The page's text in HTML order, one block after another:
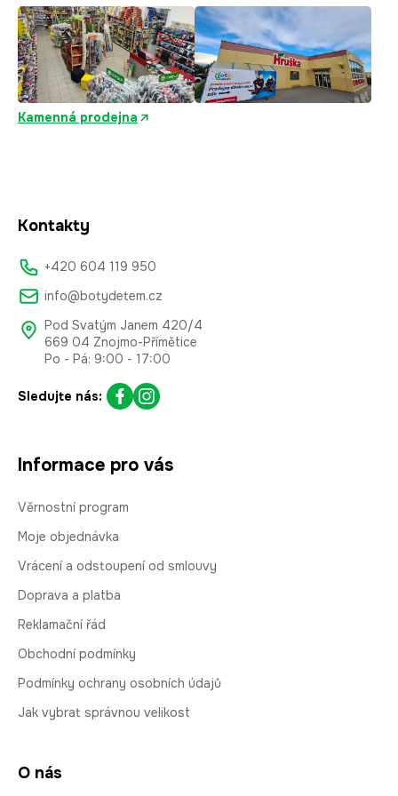
Kamenná prodejna
Kontakty
+420 604 119 950
info@botydetem.cz
Pod Svatým Janem 420/4
669 04 Znojmo-Přímětice
Po - Pá: 9:00 - 17:00
Sledujte nás:
Informace pro vás
Věrnostní program
Moje objednávka
Vrácení a odstoupení od smlouvy
Doprava a platba
Reklamační řád
Obchodní podmínky
Podmínky ochrany osobních údajů
Jak vybrat správnou velikost
O nás